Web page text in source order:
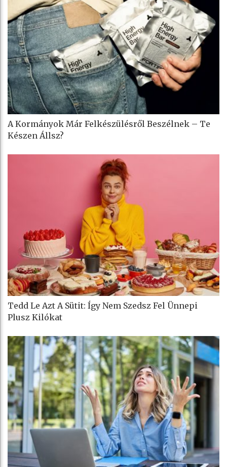
A Kormányok Már Felkészülésről Beszélnek – Te
Készen Állsz?
Tedd Le Azt A Sütit: Így Nem Szedsz Fel Ünnepi
Plusz Kilókat